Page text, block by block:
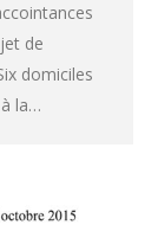
de
domiciles
la…